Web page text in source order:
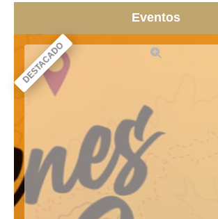
Eventos
DESTACADO